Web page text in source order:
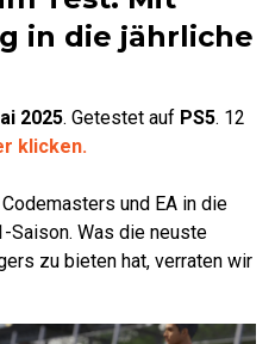
in die jährliche
2025. Getestet auf PS5. 12
klicken.
und EA in die
Saison. Was die neuste
zu bieten hat, verraten wir